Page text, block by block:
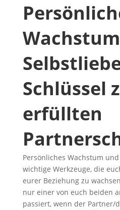
Schlüssel
erfüllten
Persönliches Wachstum
wichtige Werkzeuge, die
eurer Beziehung zu
nur einer von euch beiden
passiert, wenn der Partner/